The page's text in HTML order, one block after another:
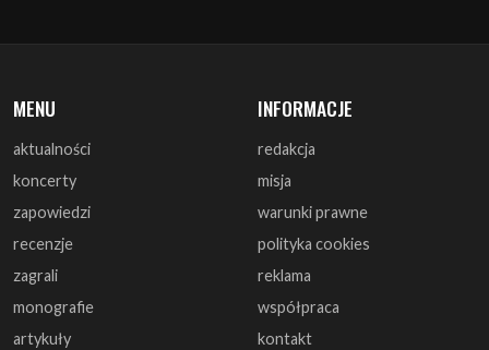
aktualności
zapowiedzi
recenzje
zagrali
monografie
artykuły
wywiady
redakcja
warunki prawne
polityka cookies
reklama
współpraca
kontakt
DOŁĄCZ DO NAS